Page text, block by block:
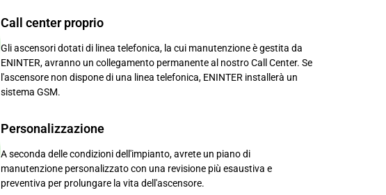
Call center proprio
Gli ascensori dotati di linea telefonica, la cui manutenzione è gestita da
ENINTER, avranno un collegamento permanente al nostro Call Center. Se
l'ascensore non dispone di una linea telefonica, ENINTER installerà un
sistema GSM.
Personalizzazione
A seconda delle condizioni dell'impianto, avrete un piano di
manutenzione personalizzato con una revisione più esaustiva e
preventiva per prolungare la vita dell'ascensore.